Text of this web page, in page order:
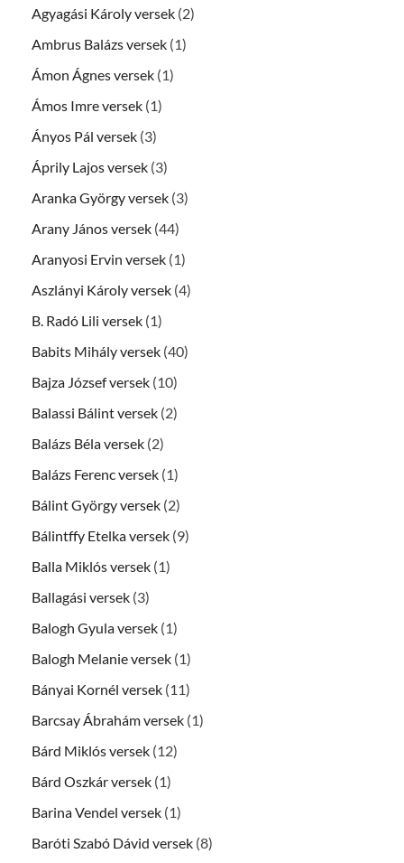
Agyagási Károly versek (2)
Ambrus Balázs versek (1)
Ámon Ágnes versek (1)
Ámos Imre versek (1)
Ányos Pál versek (3)
Áprily Lajos versek (3)
Aranka György versek (3)
Arany János versek (44)
Aranyosi Ervin versek (1)
Aszlányi Károly versek (4)
B. Radó Lili versek (1)
Babits Mihály versek (40)
Bajza József versek (10)
Balassi Bálint versek (2)
Balázs Béla versek (2)
Balázs Ferenc versek (1)
Bálint György versek (2)
Bálintffy Etelka versek (9)
Balla Miklós versek (1)
Ballagási versek (3)
Balogh Gyula versek (1)
Balogh Melanie versek (1)
Bányai Kornél versek (11)
Barcsay Ábrahám versek (1)
Bárd Miklós versek (12)
Bárd Oszkár versek (1)
Barina Vendel versek (1)
Baróti Szabó Dávid versek (8)